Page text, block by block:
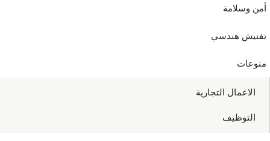
أمن وسلامة
تفتيش هندسي
منوعات
الاعمال التجارية
التوظيف